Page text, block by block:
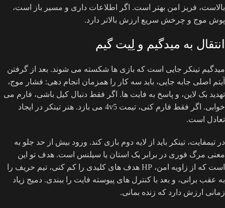
بالاست، فریز امن بهتر است. اگر اطلاعات داری و مسیر باز است،
پوش موج و چرخش سریع ارزش بالاتر دارد.
انتقال به میدگیم و لِیت گیم
میدگیم تینکر جایی است که بازی ها شکسته می شوند. بعد از گرفتن
آیتم اصلی جابه جایی، باید سه کار را همزمان انجام دهی: فشار موج،
تهدید بک لاین، و پاسخ به فایت ها. اگر فقط دنبال کیل باشی، فارم می
خوابی. اگر فقط فارم کنی، تیمت 4v5 می بازد. هنر تینکر در ایجاد
تعادل است.
در تیمفایت، تینکر باید از لایه دوم بازی کند. ورود بیش از حد جلو به
معنی مرگ فوری در برابر یک استان یا سیلنس است. هدف تو این
است که از زاویه امن، HP هدف های کلیدی را کم کنی، تیم حریف را
به عقب برانی، و بعد با کنترل های پیوسته فایت را ببندی. دمیج زیاد
زمانی ارزش دارد که زنده بمانی.